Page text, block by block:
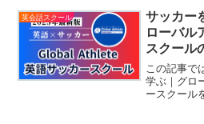
が楽しめる
い放題」「
英会話スクール
サッカー
ローバル
スクール
説
この記事で
学ぶ｜グロ
ースクール